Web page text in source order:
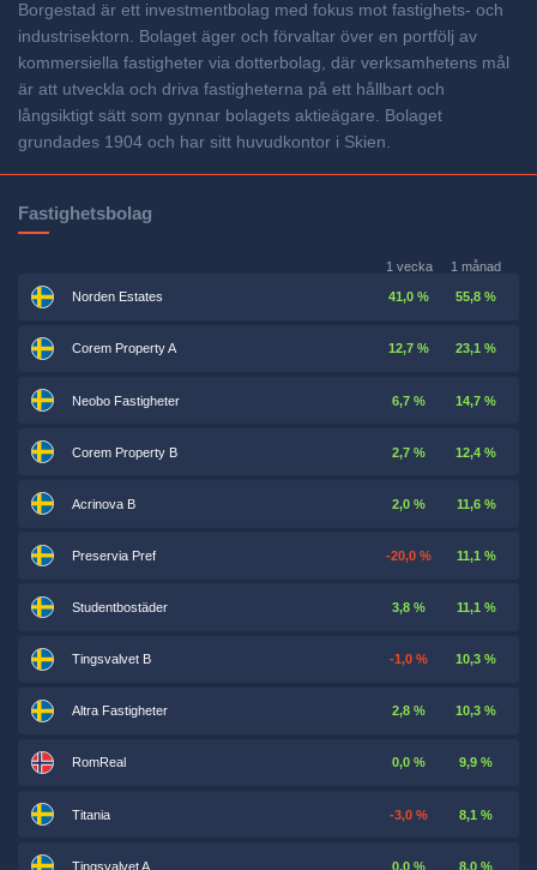
Borgestad är ett investmentbolag med fokus mot fastighets- och
industrisektorn. Bolaget äger och förvaltar över en portfölj av
kommersiella fastigheter via dotterbolag, där verksamhetens mål
är att utveckla och driva fastigheterna på ett hållbart och
långsiktigt sätt som gynnar bolagets aktieägare. Bolaget
grundades 1904 och har sitt huvudkontor i Skien.
Fastighetsbolag
1 vecka 1 månad
Norden Estates 41,0 % 55,8 %
Corem Property A 12,7 % 23,1 %
Neobo Fastigheter 6,7 % 14,7 %
Corem Property B 2,7 % 12,4 %
Acrinova B 2,0 % 11,6 %
Preservia Pref -20,0 % 11,1 %
Studentbostäder 3,8 % 11,1 %
Tingsvalvet B -1,0 % 10,3 %
Altra Fastigheter 2,8 % 10,3 %
RomReal 0,0 % 9,9 %
Titania -3,0 % 8,1 %
Tingsvalvet A 0,0 % 8,0 %